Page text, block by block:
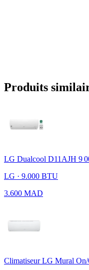
Produits
LG Dualcool D11AJH 9
LG · 9.000 BTU
3.600 MAD
Climatiseur LG Mural